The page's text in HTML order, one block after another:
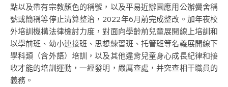
點以及帶有宗教顏色的稱號，以及平易近辦園應用公辦黌舍稱
號或簡稱等停止清算整治，2022年6月前完成整改。加年夜校
外培訓機構法律檢討力度，對面向學齡前兒童展開線上培訓和
以學前班、幼小連接班、思想練習班、托管班等名義展開線下
學科類（含外語）培訓，以及其他違背兒童身心成長紀律和接
收才能的培訓運動，一經發明，嚴厲查處，并究查相干職員的
義務。